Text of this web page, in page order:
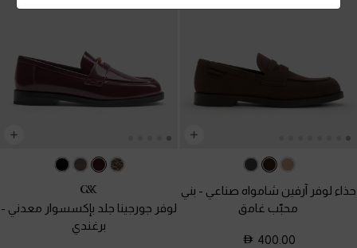
حذاء لوفر آرفين شامواه صناعي - بني
محبّب غامق
400.00
لوفر جورجينا جلد بإكسسوار معدني -
برغندي